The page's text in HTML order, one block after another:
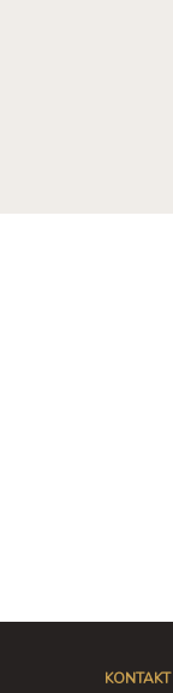
KONTAKT